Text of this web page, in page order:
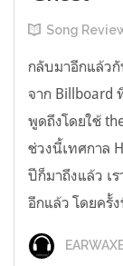
Song
กลับมาอีกแล้วกั
จาก Billboard
พูดถึงโดยใช้
ช่วงนี้เทศกาล
ปีก็มาถึงแล้ว เ
อีกแล้ว โดยครั้ง